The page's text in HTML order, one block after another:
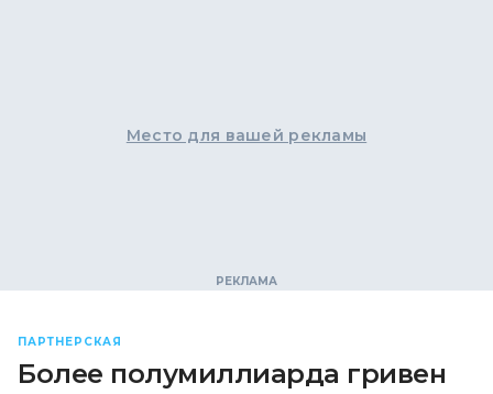
Место для вашей рекламы
ПАРТНЕРСКАЯ
Более полумиллиарда гривен